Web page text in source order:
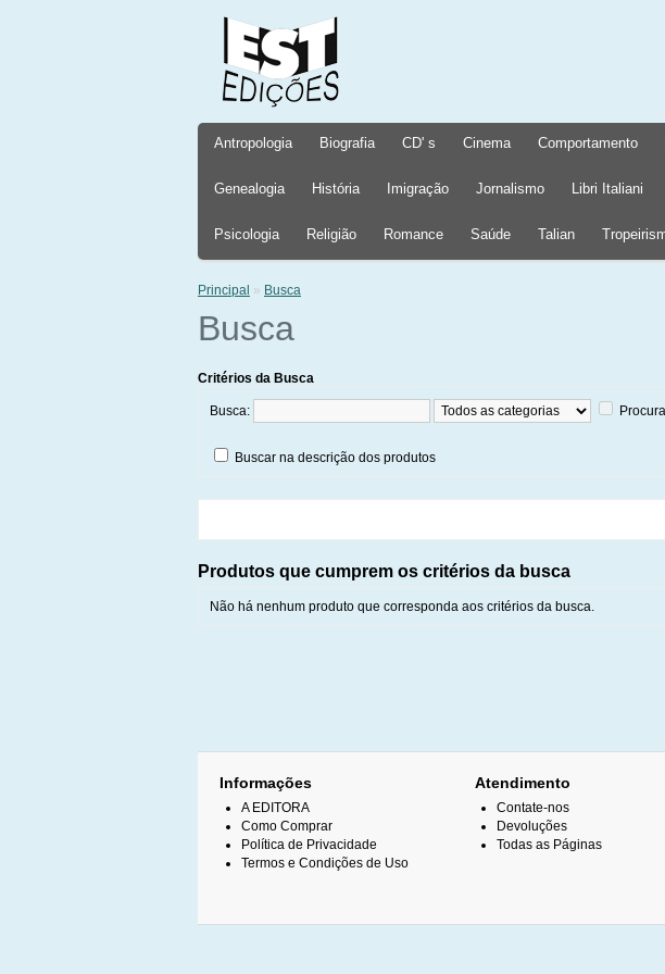
Antropologia Biografia CD' s Cinema Comportamento
Genealogia História Imigração Jornalismo Libri Italiani
Psicologia Religião Romance Saúde Talian
Principal » Busca
Busca
Critérios da Busca
Busca:
Buscar na descrição dos produtos
Produtos que cumprem os critérios da busca
Não há nenhum produto que corresponda aos critérios da busca.
Informações
A EDITORA
Como Comprar
Política de Privacidade
Termos e Condições de Uso
Atendimento
Contate-nos
Devoluções
Todas as Páginas